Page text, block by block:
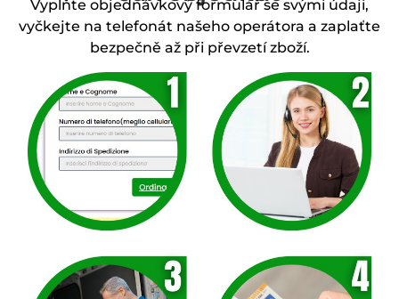
Vyplňte objednávkový formulář se svými údaji,
vyčkejte na telefonát našeho operátora a zaplaťte
bezpečně až při převzetí zboží.